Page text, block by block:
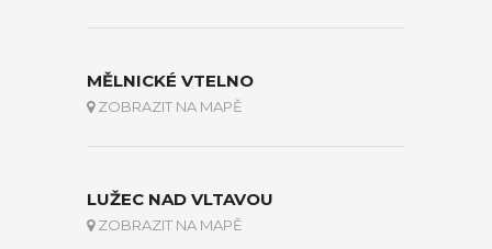
MĚLNICKÉ VTELNO
ZOBRAZIT NA MAPĚ
LUŽEC NAD VLTAVOU
ZOBRAZIT NA MAPĚ